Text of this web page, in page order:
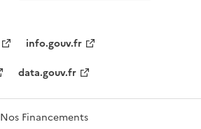
info.gouv.fr
data.gouv.fr
Nos Financements